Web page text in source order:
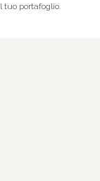
portafoglio.